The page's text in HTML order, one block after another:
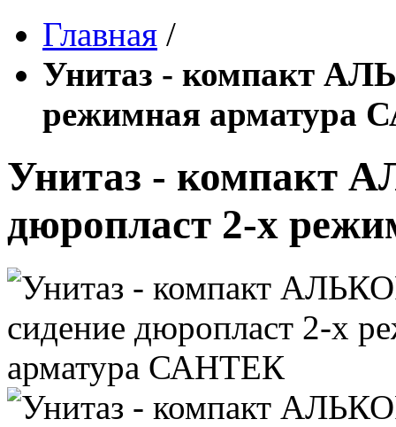
Главная /
Унитаз - компакт
режимная арматура
Унитаз - компакт
дюропласт 2-х